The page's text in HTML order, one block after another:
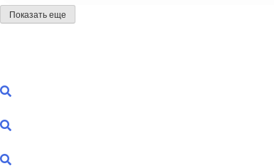
Показать еще